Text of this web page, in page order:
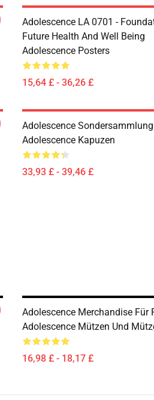
Adolescence LA 0701 -
Future Health And Well Being
Adolescence Posters
15,64 £ - 36,26 £
Adolescence Sondersammlung
Adolescence Kapuzen
33,93 £ - 39,46 £
Adolescence Merchandise Für
Adolescence Mützen Und
16,98 £ - 18,17 £